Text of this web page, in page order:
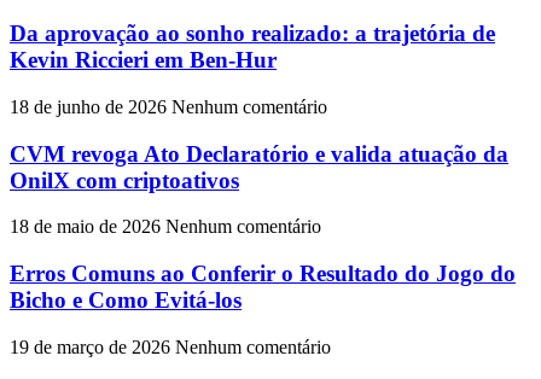
Da aprovação ao sonho realizado: a trajetória de
Kevin Riccieri em Ben-Hur
18 de junho de 2026 Nenhum comentário
CVM revoga Ato Declaratório e valida atuação da
OnilX com criptoativos
18 de maio de 2026 Nenhum comentário
Erros Comuns ao Conferir o Resultado do Jogo do
Bicho e Como Evitá-los
19 de março de 2026 Nenhum comentário